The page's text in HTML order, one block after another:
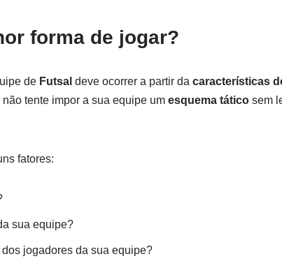
forma de jogar?
de Futsal deve ocorrer a partir da características
tente impor a sua equipe um esquema tático sem
fatores:
sua equipe?
jogadores da sua equipe?